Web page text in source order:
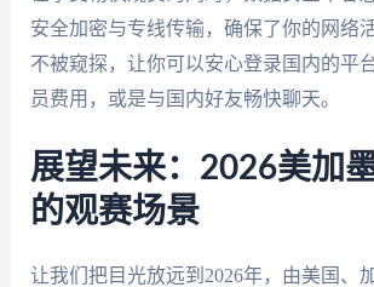
安全加密与专线传输，确保了你的网络
不被窥探，让你可以安心登录国内的平
员费用，或是与国内好友畅快聊天。
展望未来：2026美加
的观赛场景
让我们把目光放远到2026年，由美国、